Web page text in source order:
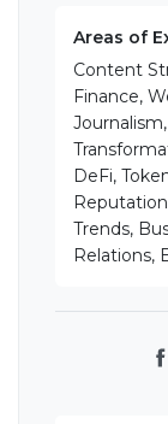
Areas of
Content
Finance,
DeFi,
Trends,
Relations,